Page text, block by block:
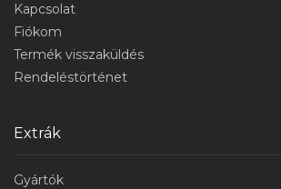
Kapcsolat
Fiókom
Termék visszaküldés
Rendeléstörténet
Extrák
Gyártók